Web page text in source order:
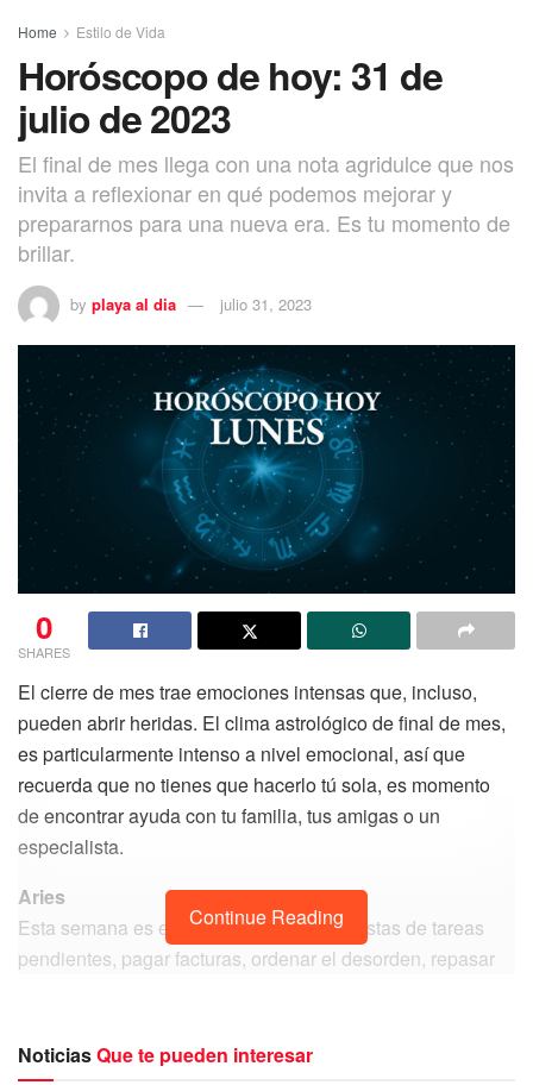
Home Estilo de Vida
Horóscopo de hoy: 31 de
julio de 2023
El final de mes llega con una nota agridulce que nos
invita a reflexionar en qué podemos mejorar y
prepararnos para una nueva era. Es tu momento de
brillar.
by playa al dia julio 31, 2023
0
SHARES
El cierre de mes trae emociones intensas que, incluso,
pueden abrir heridas. El clima astrológico de final de mes,
es particularmente intenso a nivel emocional, así que
recuerda que no tienes que hacerlo tú sola, es momento
de encontrar ayuda con tu familia, tus amigas o un
especialista.
Aries
Esta semana es el momento para hacer listas de tareas
pendientes, pagar facturas, ordenar el desorden, repasar
importancia, quizá es momento de programar chequeos o
Continue Reading
NoticiasQue te pueden interesar